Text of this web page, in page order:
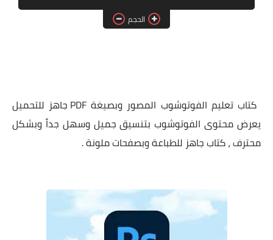
بلوجر
الحجم
كتاب تعليم الفوتوشوب المصور وبصيغة PDF جاهز للتحميل
يعرض محتوى الفوتوشوب بتنسيق جميل وسهل جداً وبشكل
محترف ، كتاب جاهز للطباعة وبصفحات ملونة .